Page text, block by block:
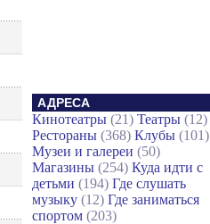
АДРЕСА
Кинотеатры(21) Театры(12)
Рестораны(368) Клубы(101)
Музеи и галереи (50)
Магазины(254) Куда идти с
детьми (194) Где слушать
музыку(12) Где заниматься
спортом(203)